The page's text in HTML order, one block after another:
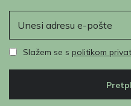
Slažem se s politikom